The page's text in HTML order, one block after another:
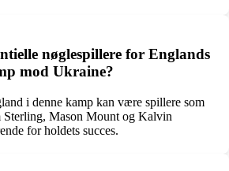
nøglespillere for Englands
mod Ukraine?
i denne kamp kan være spillere som
Sterling, Mason Mount og Kalvin
for holdets succes.